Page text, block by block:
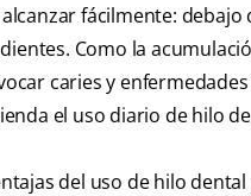
fácilmente: debajo
Como la
caries y enfermedades
el uso diario de hilo
del uso de hilo dental